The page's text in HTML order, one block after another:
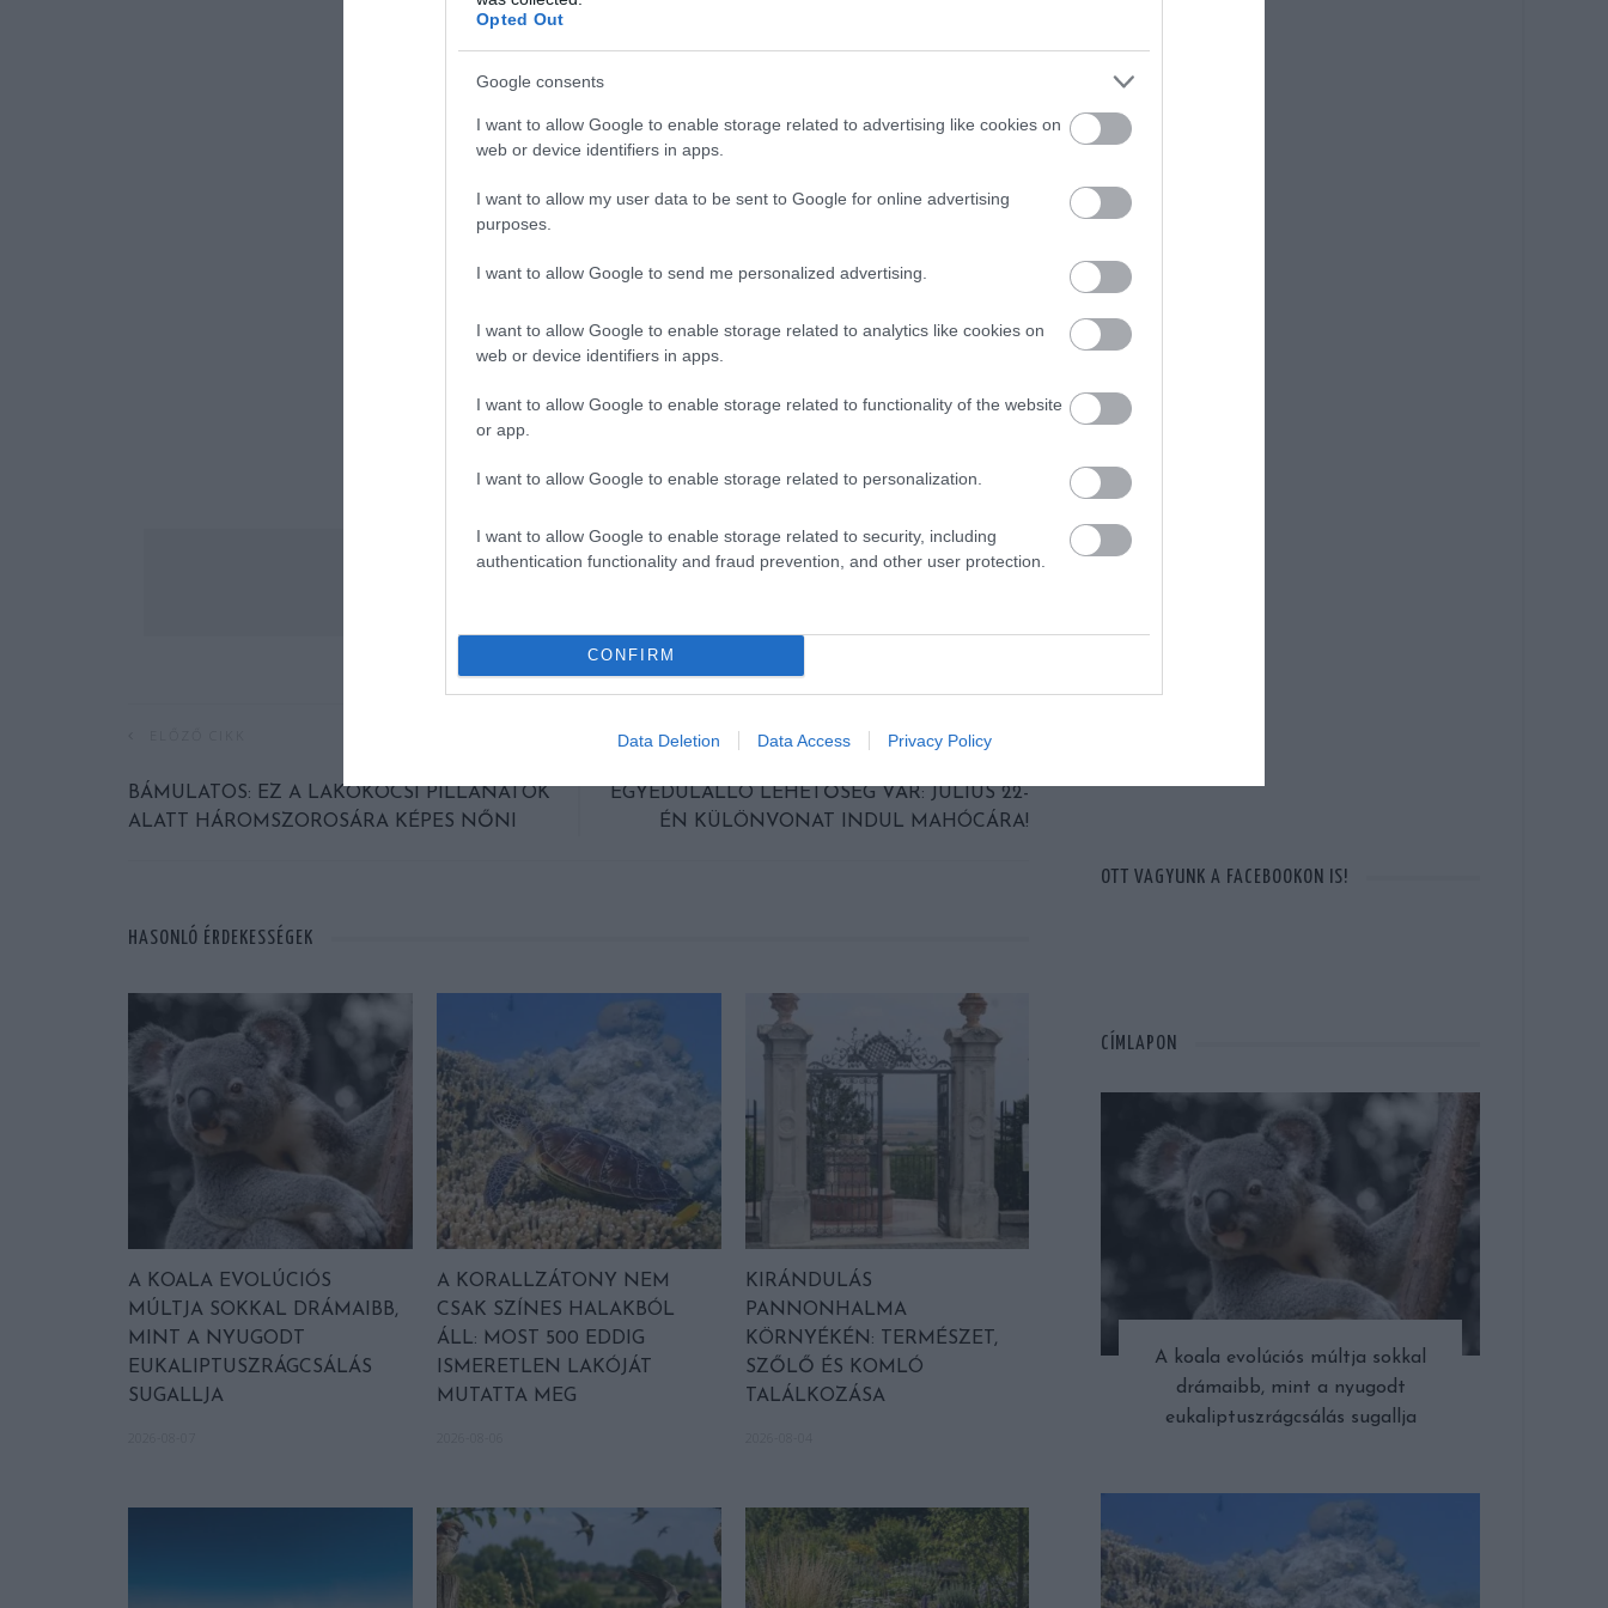
Opted Out
Google consents
I want to allow Google to enable storage related to advertising like cookies on
web or device identifiers in apps.
I want to allow my user data to be sent to Google for online advertising
purposes.
I want to allow Google to send me personalized advertising.
I want to allow Google to enable storage related to analytics like cookies on
web or device identifiers in apps.
I want to allow Google to enable storage related to functionality of the website
or app.
I want to allow Google to enable storage related to personalization.
I want to allow Google to enable storage related to security, including
authentication functionality and fraud prevention, and other user protection.
CONFIRM
Data Deletion Data Access Privacy Policy
BÁMULATOS: EZ A LAKÓKOCSI PILLANATOK
ALATT HÁROMSZOROSÁRA KÉPES NŐNI
KÖVETKEZŐ CIKK
EGYEDÜLÁLLÓ LEHETŐSÉG VÁR: JÚLIUS 22-
ÉN KÜLÖNVONAT INDUL MAHÓCÁRA!
HASONLÓ ÉRDEKESSÉGEK
A KOALA EVOLÚCIÓS
MÚLTJA SOKKAL DRÁMAIBB,
MINT A NYUGODT
EUKALIPTUSZRÁGCSÁLÁS
SUGALLJA
A KORALLZÁTONY NEM
CSAK SZÍNES HALAKBÓL
ÁLL: MOST 500 EDDIG
ISMERETLEN LAKÓJÁT
MUTATTA MEG
KIRÁNDULÁS
PANNONHALMA
KÖRNYÉKÉN: TERMÉSZET,
SZŐLŐ ÉS KOMLÓ
TALÁLKOZÁSA
OTT VAGYUNK A FACEBOOKON IS!
CÍMLAPON
A koala evolúciós múltja sokkal
drámaibb, mint a nyugodt
eukaliptuszrágcsálás sugallja